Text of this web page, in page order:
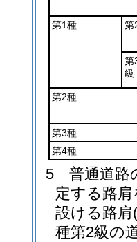
第1種 第
第
級
第2種
第3種
第4種
5
普通道路
定する路
設ける路肩(
種第2級の